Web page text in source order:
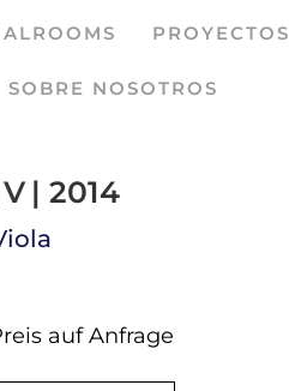
PROYECTOS
SOBRE NOSOTROS
| 2014
auf Anfrage